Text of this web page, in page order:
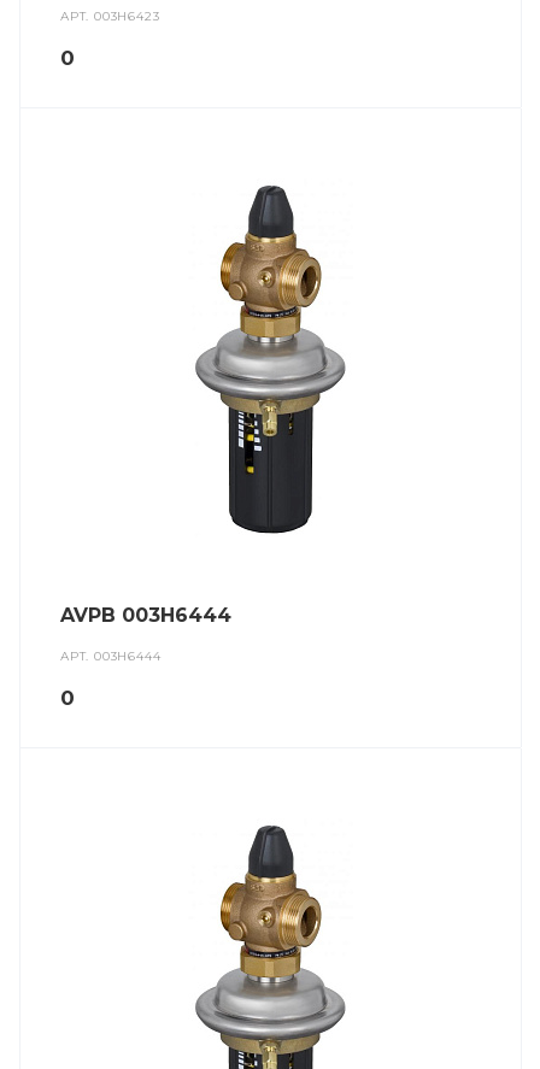
АРТ.003H6423
0
AVPB 003H6444
АРТ.003H6444
0